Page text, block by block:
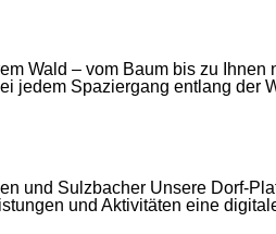
Wald – vom Baum bis zu
jedem Spaziergang entlang der
und Sulzbacher Unsere Dorf-
und Aktivitäten eine